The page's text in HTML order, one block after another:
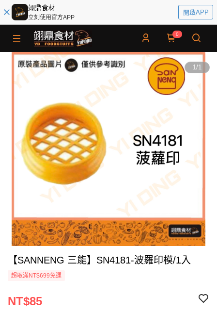
翊鼎食材
立刻使用官方APP
開啟APP
0
1/1
【SANNENG 三能】SN4181-波羅印模/1入
超取滿NT$699免運
NT$85